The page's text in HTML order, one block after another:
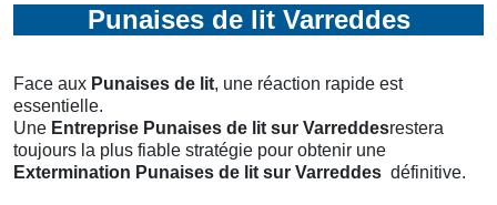
Punaises de lit Varreddes
Face aux Punaises de lit, une réaction rapide est
essentielle.
Une Entreprise Punaises de lit sur Varreddesrestera
toujours la plus fiable stratégie pour obtenir une
Extermination Punaises de lit sur Varreddes définitive.